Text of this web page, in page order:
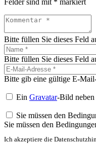
Felder sind mit * markiert
Bitte füllen Sie dieses Feld
Bitte füllen Sie dieses Feld
Bitte gib eine gültige E-
EinGravatar-Bild neben
Sie müssen den
Sie müssen den
Ich akzeptiere die